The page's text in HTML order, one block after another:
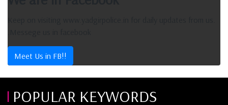
Meet Us in FB!!
POPULAR KEYWORDS